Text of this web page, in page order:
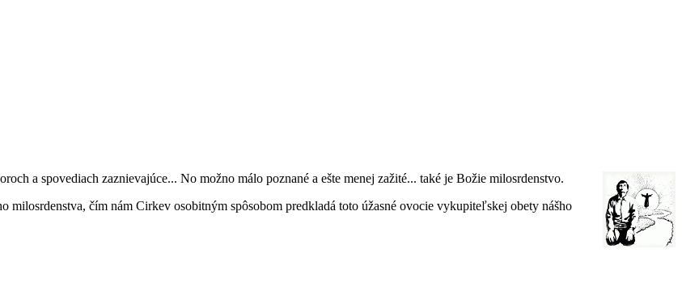
a spovediach zaznievajúce... No možno málo poznané a ešte menej zažité... také je Božie milosrdenstvo.
čím nám Cirkev osobitným spôsobom predkladá toto úžasné ovocie vykupiteľskej obety nášho